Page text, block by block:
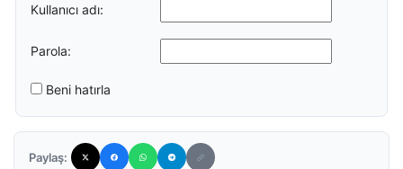
Kullanıcı adı:
Parola:
Beni hatırla
Paylaş: